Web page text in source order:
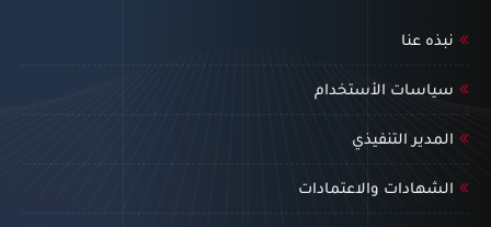
نبذه عنا
سياسات الأستخدام
المدير التنفيذي
الشهادات والاعتمادات